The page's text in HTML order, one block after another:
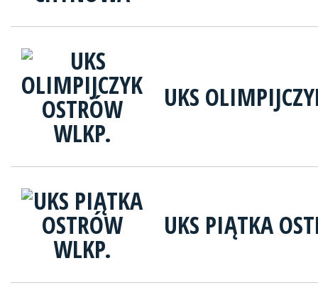
UKS
UKS PIĄTKA